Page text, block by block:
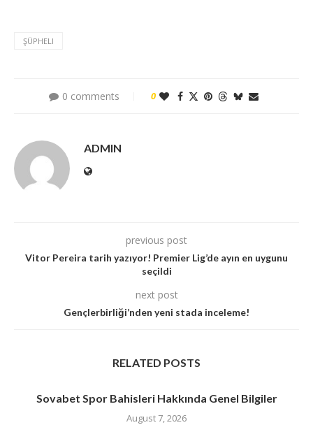
ŞÜPHELI
0 comments 0
ADMIN
previous post
Vitor Pereira tarih yazıyor! Premier Lig’de ayın en uygunu
seçildi
next post
Gençlerbirliği’nden yeni stada inceleme!
RELATED POSTS
Sovabet Spor Bahisleri Hakkında Genel Bilgiler
August 7, 2026